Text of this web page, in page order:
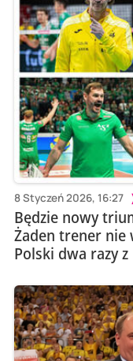
8 Styczeń 2026, 16:27
Będzie nowy
Żaden trener nie
Polski dwa razy